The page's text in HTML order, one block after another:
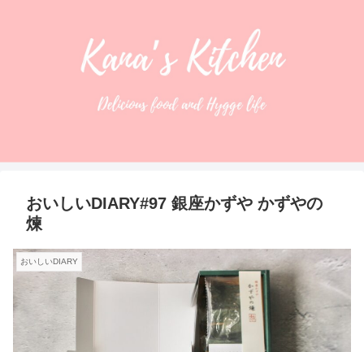
おいしいDIARY#97 銀座かずや かずやの
煉
おいしいDIARY